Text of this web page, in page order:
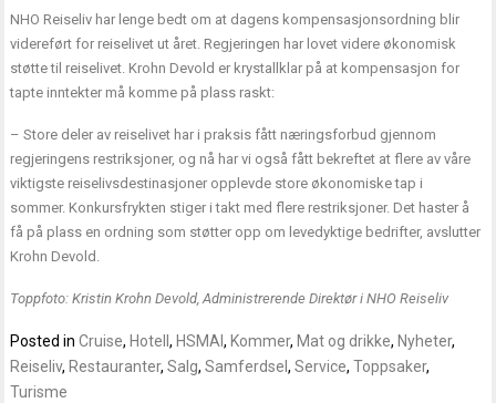
NHO Reiseliv har lenge bedt om at dagens kompensasjonsordning blir
videreført for reiselivet ut året. Regjeringen har lovet videre økonomisk
støtte til reiselivet. Krohn Devold er krystallklar på at kompensasjon for
tapte inntekter må komme på plass raskt:
– Store deler av reiselivet har i praksis fått næringsforbud gjennom
regjeringens restriksjoner, og nå har vi også fått bekreftet at flere av våre
viktigste reiselivsdestinasjoner opplevde store økonomiske tap i
sommer. Konkursfrykten stiger i takt med flere restriksjoner. Det haster å
få på plass en ordning som støtter opp om levedyktige bedrifter, avslutter
Krohn Devold.
Toppfoto: Kristin Krohn Devold, Administrerende Direktør i NHO Reiseliv
Posted inCruise, Hotell, HSMAI, Kommer, Mat og drikke, Nyheter,
Reiseliv, Restauranter,Salg,Samferdsel,Service,Toppsaker,
Turisme